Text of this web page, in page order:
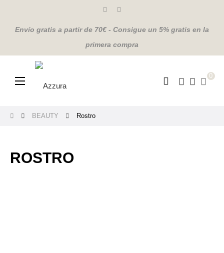
Envío gratis a partir de 70€ - Consigue un 5% gratis en la
primera compra
Navegación
☰ 0
BEAUTY Rostro
ROSTRO